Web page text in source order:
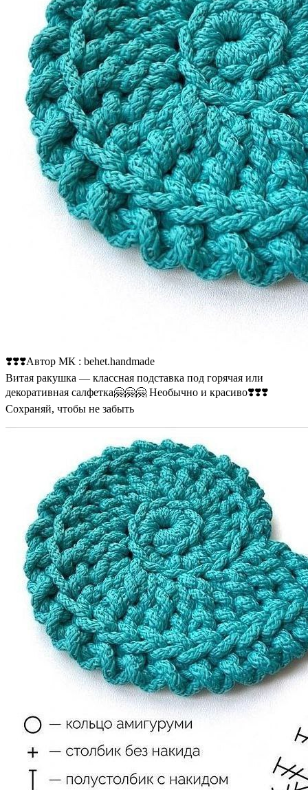
❣️❣️❣️Автор МК : behet.handmade
Витая ракушка — классная подставка под горячая или
декоративная салфетка🤗🤗🤗 Необычно и красиво❣️❣️❣️
Сохраняй, чтобы не забыть